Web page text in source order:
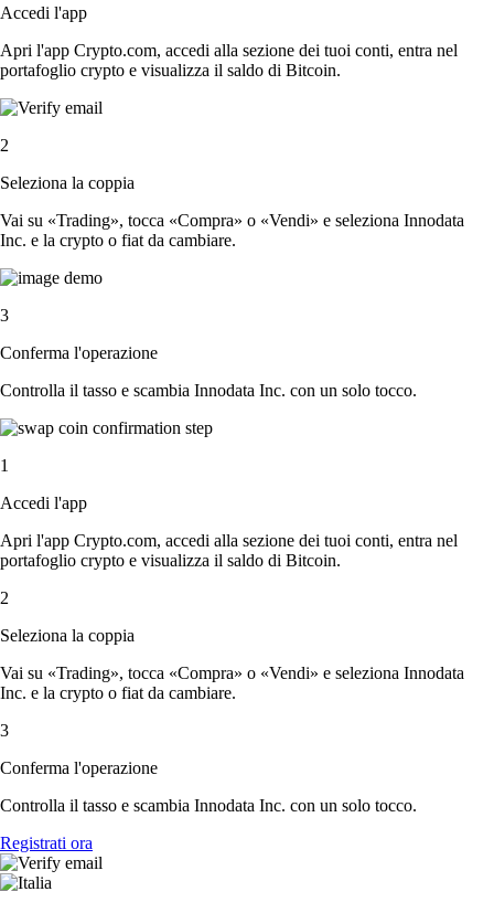
Accedi l'app
Apri l'app Crypto.com, accedi alla sezione dei tuoi conti, entra nel
portafoglio crypto e visualizza il saldo di Bitcoin.
2
Seleziona la coppia
Vai su «Trading», tocca «Compra» o «Vendi» e seleziona Innodata
Inc. e la crypto o fiat da cambiare.
3
Conferma l'operazione
Controlla il tasso e scambia Innodata Inc. con un solo tocco.
1
Accedi l'app
Apri l'app Crypto.com, accedi alla sezione dei tuoi conti, entra nel
portafoglio crypto e visualizza il saldo di Bitcoin.
2
Seleziona la coppia
Vai su «Trading», tocca «Compra» o «Vendi» e seleziona Innodata
Inc. e la crypto o fiat da cambiare.
3
Conferma l'operazione
Controlla il tasso e scambia Innodata Inc. con un solo tocco.
Registrati ora